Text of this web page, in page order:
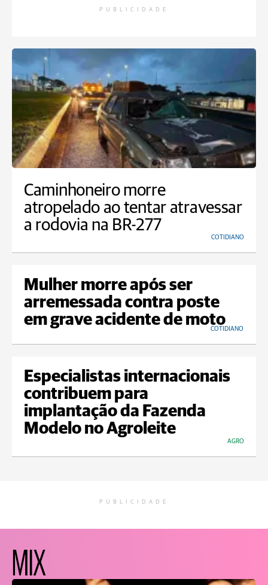
PUBLICIDADE
Caminhoneiro morre
atropelado ao tentar atravessar
a rodovia na BR-277
COTIDIANO
Mulher morre após ser
arremessada contra poste
em grave acidente de moto
COTIDIANO
Especialistas internacionais
contribuem para
implantação da Fazenda
Modelo no Agroleite
AGRO
PUBLICIDADE
MIX